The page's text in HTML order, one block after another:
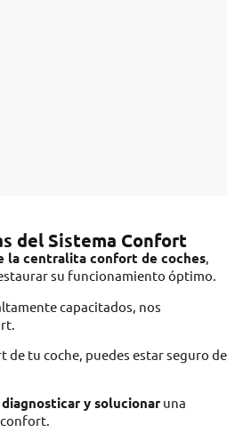
del Sistema Confort
la centralita confort de coches,
su funcionamiento óptimo.
capacitados, nos
tu coche, puedes estar seguro de
diagnosticar y solucionar una